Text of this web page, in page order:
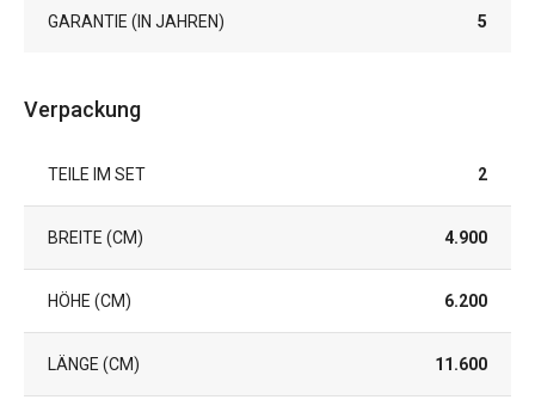
GARANTIE (IN JAHREN) 5
Verpackung
TEILE IM SET 2
BREITE (CM) 4.900
HÖHE (CM) 6.200
LÄNGE (CM) 11.600